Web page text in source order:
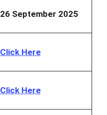
26 September 2025
Click Here
Click Here